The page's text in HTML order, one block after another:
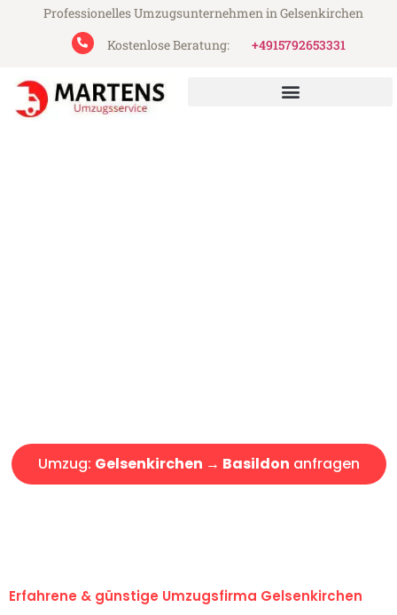
Professionelles Umzugsunternehmen in Gelsenkirchen
Kostenlose Beratung:
+4915792653331
Umzug: Gelsenkirchen → Basildon anfragen
Erfahrene & günstige Umzugsfirma Gelsenkirchen